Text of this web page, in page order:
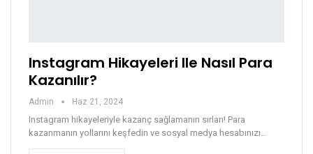
Instagram Hikayeleri Ile Nasıl Para
Kazanılır?
Admin Haz 21, 2024
Instagram hikayeleriyle kazanç sağlamanın sırları! Para
kazanmanın yollarını keşfedin ve sosyal medya hesabınızı…